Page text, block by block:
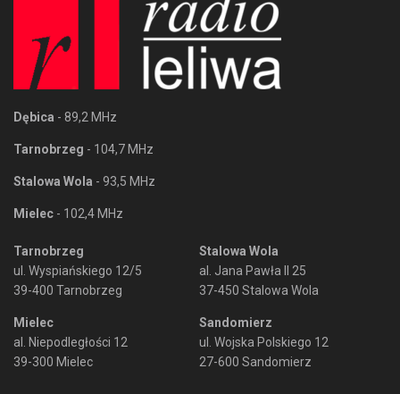
Dębica - 89,2 MHz
Tarnobrzeg - 104,7 MHz
Stalowa Wola - 93,5 MHz
Mielec - 102,4 MHz
Tarnobrzeg
ul. Wyspiańskiego 12/5
39-400 Tarnobrzeg
Mielec
al. Niepodległości 12
39-300 Mielec
Stalowa Wola
al. Jana Pawła II 25
37-450 Stalowa Wola
Sandomierz
ul. Wojska Polskiego 12
27-600 Sandomierz